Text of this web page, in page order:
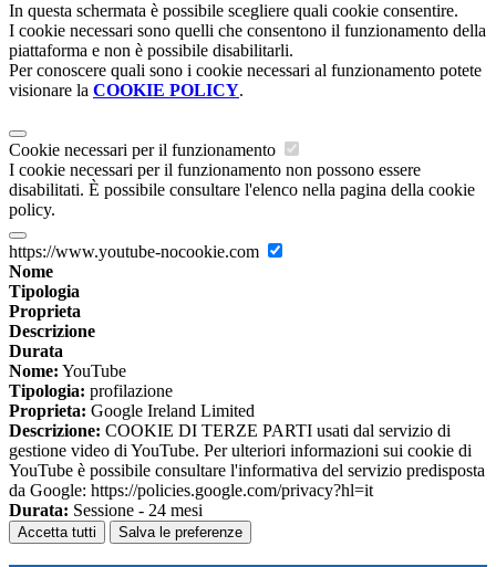
In questa schermata è possibile scegliere quali cookie consentire.
I cookie necessari sono quelli che consentono il funzionamento della
piattaforma e non è possibile disabilitarli.
Per conoscere quali sono i cookie necessari al funzionamento potete
visionare la COOKIE POLICY.
Cookie necessari per il funzionamento
I cookie necessari per il funzionamento non possono essere
disabilitati. È possibile consultare l'elenco nella pagina della cookie
policy.
https://www.youtube-nocookie.com
Nome
Tipologia
Proprieta
Descrizione
Durata
Nome: YouTube
Tipologia: profilazione
Proprieta: Google Ireland Limited
Descrizione: COOKIE DI TERZE PARTI usati dal servizio di
gestione video di YouTube. Per ulteriori informazioni sui cookie di
YouTube è possibile consultare l'informativa del servizio predisposta
da Google: https://policies.google.com/privacy?hl=it
Durata: Sessione - 24 mesi
Accetta tutti Salva le preferenze